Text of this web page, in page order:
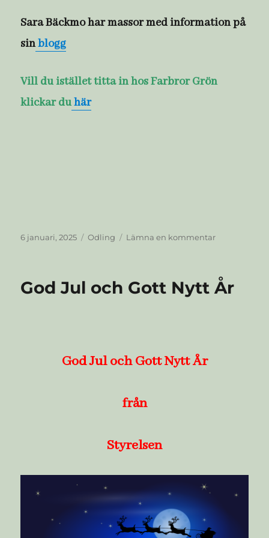
Sara Bäckmo har massor med information på
sinblogg
Vill du istället titta in hos Farbror Grön
klickar duhär
Publicerat
6 januari, 2025 Kategorier
Odling Lämna en kommentartill
det
dags
God Jul och Gott Nytt År
God Jul och Gott Nytt År
från
Styrelsen